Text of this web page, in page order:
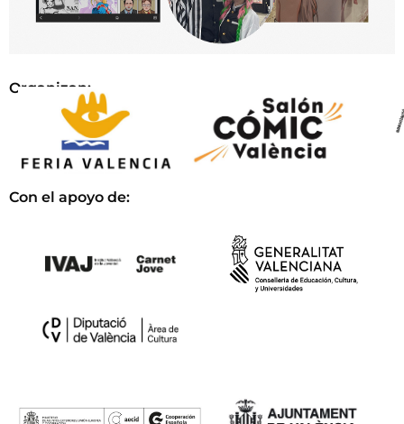
Organizan:
Con el apoyo de: